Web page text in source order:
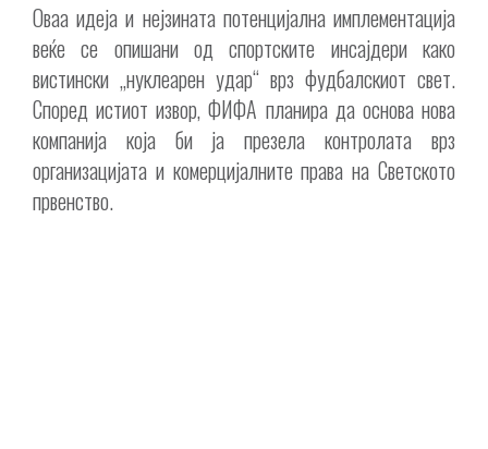
Оваа идеја и нејзината потенцијална имплементација
веќе се опишани од спортските инсајдери како
вистински „нуклеарен удар“ врз фудбалскиот свет.
Според истиот извор, ФИФА планира да основа нова
компанија која би ја презела контролата врз
организацијата и комерцијалните права на Светското
првенство.